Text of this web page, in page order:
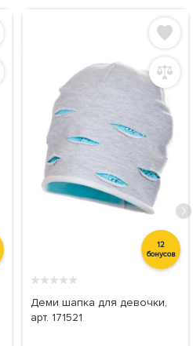
12
бонусов
★★★★★
Деми шапка для девочки,
арт. 171521